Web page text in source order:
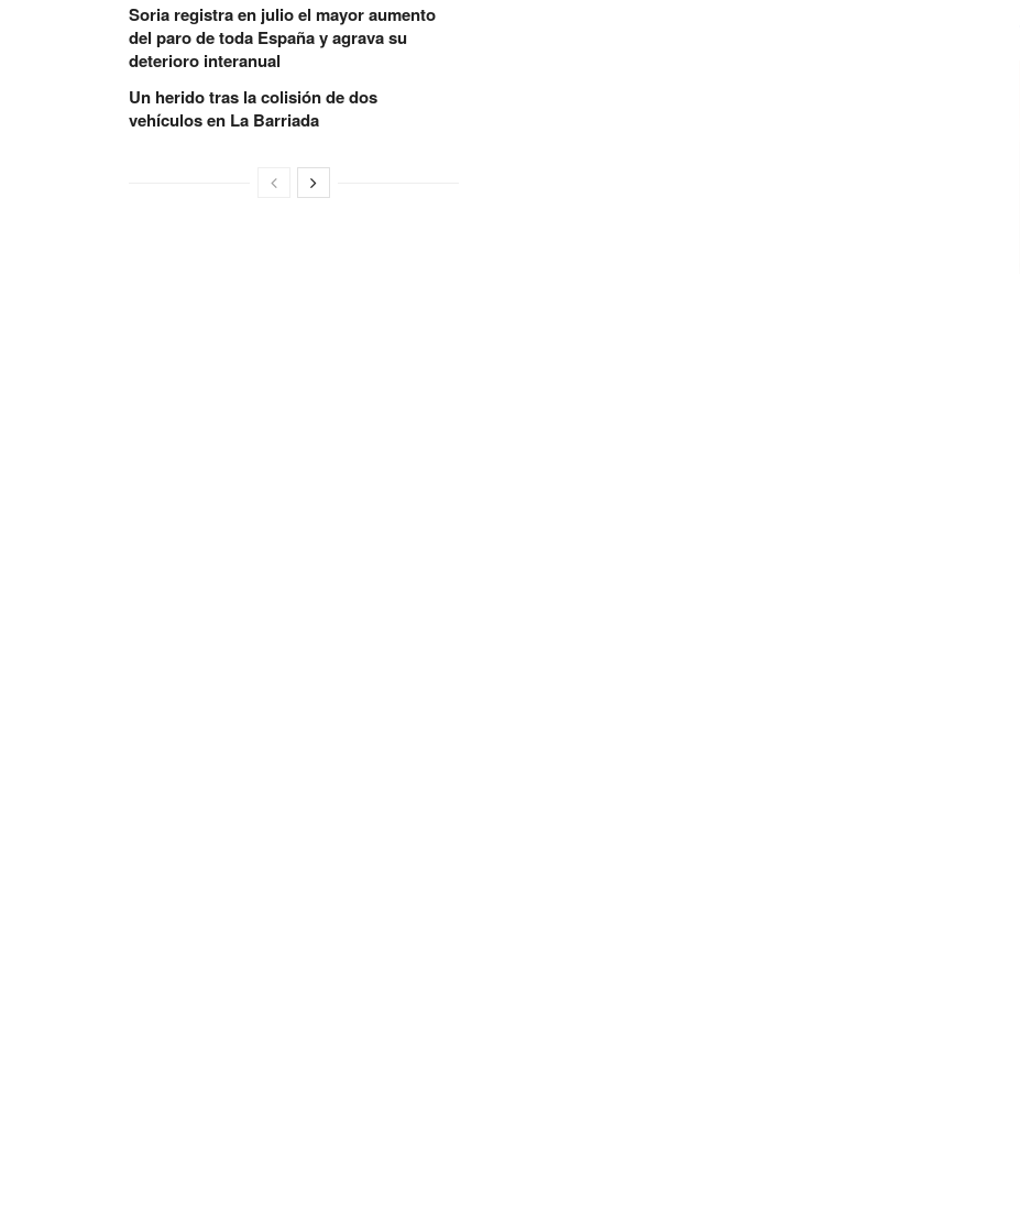
Soria registra en julio el mayor aumento
del paro de toda España y agrava su
deterioro interanual
Un herido tras la colisión de dos
vehículos en La Barriada